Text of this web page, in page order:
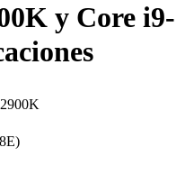
y Core i9-